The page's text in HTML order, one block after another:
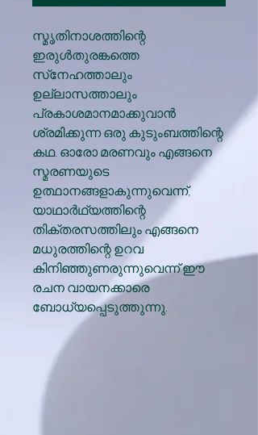
സ്മൃതിനാശത്തിന്റെ
ഇരുള്‍തുരങ്കത്തെ
സ്‌നേഹത്താലും
ഉല്ലാസത്താലും
പ്രകാശമാനമാക്കുവാന്‍
ശ്രമിക്കുന്ന ഒരു കുടുംബത്തിന്റെ
കഥ. ഓരോ മരണവും എങ്ങനെ
സ്മരണയുടെ
ഉത്ഥാനങ്ങളാകുന്നുവെന്ന്,
യാഥാര്‍ഥ്യത്തിന്റെ
തിക്തരസത്തിലും എങ്ങനെ
മധുരത്തിന്റെ ഉറവ
കിനിഞ്ഞുണരുന്നുവെന്ന് ഈ
രചന വായനക്കാരെ
ബോധ്യപ്പെടുത്തുന്നു.